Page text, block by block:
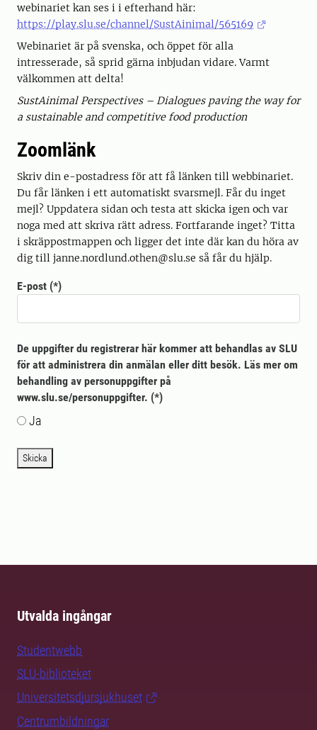
webinariet kan ses i i efterhand här:
https://play.slu.se/channel/SustAinimal/565169
Webinariet är på svenska, och öppet för alla
intresserade, så sprid gärna inbjudan vidare. Varmt
välkommen att delta!
SustAinimal Perspectives – Dialogues paving the way for
a sustainable and competitive food production
Zoomlänk
Skriv din e-postadress för att få länken till webbinariet.
Du får länken i ett automatiskt svarsmejl. Får du inget
mejl? Uppdatera sidan och testa att skicka igen och var
noga med att skriva rätt adress. Fortfarande inget? Titta
i skräppostmappen och ligger det inte där kan du höra av
dig till janne.nordlund.othen@slu.se så får du hjälp.
E-post
De uppgifter du registrerar här kommer att behandlas av SLU
för att administrera din anmälan eller ditt besök. Läs mer om
behandling av personuppgifter på
www.slu.se/personuppgifter.
Ja
Skicka
Utvalda ingångar
Studentwebb
SLU-biblioteket
Universitetsdjursjukhuset
Centrumbildningar